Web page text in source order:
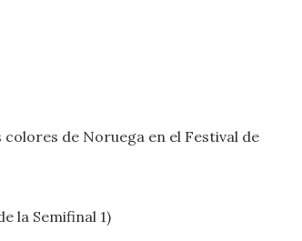
de Noruega en el Festival de
la Semifinal 1)